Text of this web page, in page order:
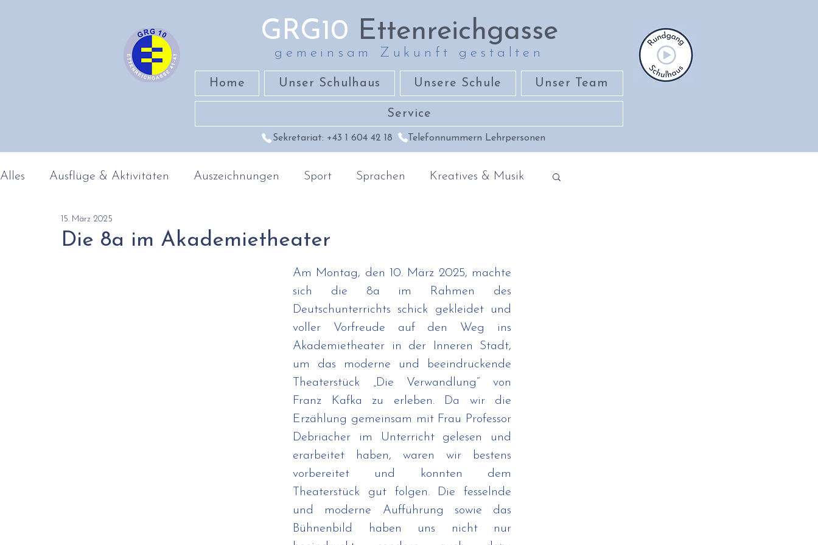
GRG10 Ettenreichgasse
gemeinsam Zukunft gestalten
Home Unser Schulhaus Unsere Schule Unser Team
Service
Sekretariat: +43 1 604 42 18 Telefonnummern Lehrpersonen
Alles Ausflüge & Aktivitäten Auszeichnungen Sport Sprachen Kreatives & Musik
MINT-Fächer
Hilfe für Schüler:innen Schulumbau
Tagesbetreuung Berufsorientierung
Die 8a im Akademietheater
15. März 2025
Am Montag, den 10. März 2025, machte
sich die 8a im Rahmen des
Deutschunterrichts schick gekleidet und
voller Vorfreude auf den Weg ins
Akademietheater in der Inneren Stadt,
um das moderne und beeindruckende
Theaterstück „Die Verwandlung“ von
Franz Kafka zu erleben. Da wir die
Erzählung gemeinsam mit Frau Professor
Debriacher im Unterricht gelesen und
erarbeitet haben, waren wir bestens
vorbereitet und konnten dem
Theaterstück gut folgen. Die fesselnde
und moderne Aufführung sowie das
Bühnenbild haben uns nicht nur